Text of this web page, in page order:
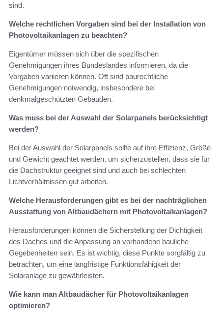
sind.
Welche rechtlichen Vorgaben sind bei der Installation von
Photovoltaikanlagen zu beachten?
Eigentümer müssen sich über die spezifischen
Genehmigungen ihres Bundeslandes informieren, da die
Vorgaben variieren können. Oft sind baurechtliche
Genehmigungen notwendig, insbesondere bei
denkmalgeschützten Gebäuden.
Was muss bei der Auswahl der Solarpanels berücksichtigt
werden?
Bei der Auswahl der Solarpanels sollte auf ihre Effizienz, Größe
und Gewicht geachtet werden, um sicherzustellen, dass sie für
die Dachstruktur geeignet sind und auch bei schlechten
Lichtverhältnissen gut arbeiten.
Welche Herausforderungen gibt es bei der nachträglichen
Ausstattung von Altbaudächern mit Photovoltaikanlagen?
Herausforderungen können die Sicherstellung der Dichtigkeit
des Daches und die Anpassung an vorhandene bauliche
Gegebenheiten sein. Es ist wichtig, diese Punkte sorgfältig zu
betrachten, um eine langfristige Funktionsfähigkeit der
Solaranlage zu gewährleisten.
Wie kann man Altbaudächer für Photovoltaikanlagen
optimieren?